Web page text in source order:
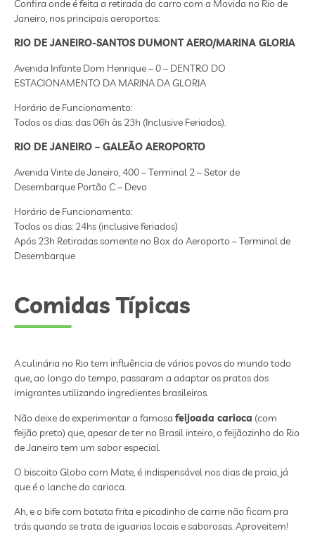
Confira onde é feita a retirada do carro com a Movida no Rio de
Janeiro, nos principais aeroportos:
RIO DE JANEIRO-SANTOS DUMONT AERO/MARINA GLORIA
Avenida Infante Dom Henrique – 0 – DENTRO DO
ESTACIONAMENTO DA MARINA DA GLORIA
Horário de Funcionamento:
Todos os dias: das 06h às 23h (Inclusive Feriados).
RIO DE JANEIRO – GALEÃO AEROPORTO
Avenida Vinte de Janeiro, 400 – Terminal 2 – Setor de
Desembarque Portão C – Devo
Horário de Funcionamento:
Todos os dias: 24hs (inclusive feriados)
Após 23h Retiradas somente no Box do Aeroporto – Terminal de
Desembarque
Comidas Típicas
A culinária no Rio tem influência de vários povos do mundo todo
que, ao longo do tempo, passaram a adaptar os pratos dos
imigrantes utilizando ingredientes brasileiros.
Não deixe de experimentar a famosa feijoada carioca (com
feijão preto) que, apesar de ter no Brasil inteiro, o feijãozinho do Rio
de Janeiro tem um sabor especial.
O biscoito Globo com Mate, é indispensável nos dias de praia, já
que é o lanche do carioca.
Ah, e o bife com batata frita e picadinho de carne não ficam pra
trás quando se trata de iguarias locais e saborosas. Aproveitem!